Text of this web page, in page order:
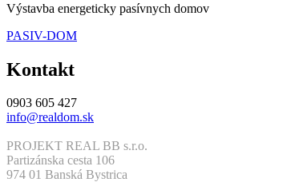
Výstavba energeticky pasívnych domov
PASIV-DOM
Kontakt
0903 605 427
info@realdom.sk
PROJEKT REAL BB s.r.o.
Partizánska cesta 106
974 01 Banská Bystrica